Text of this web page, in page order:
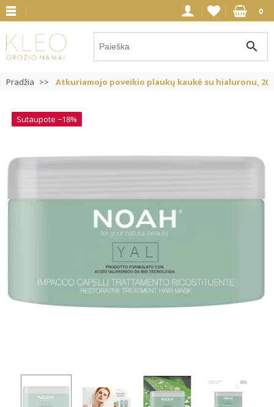
0
search
Pradžia Atkuriamojo poveikio plaukų kaukė su hialuronu,
Sutaupote −18%